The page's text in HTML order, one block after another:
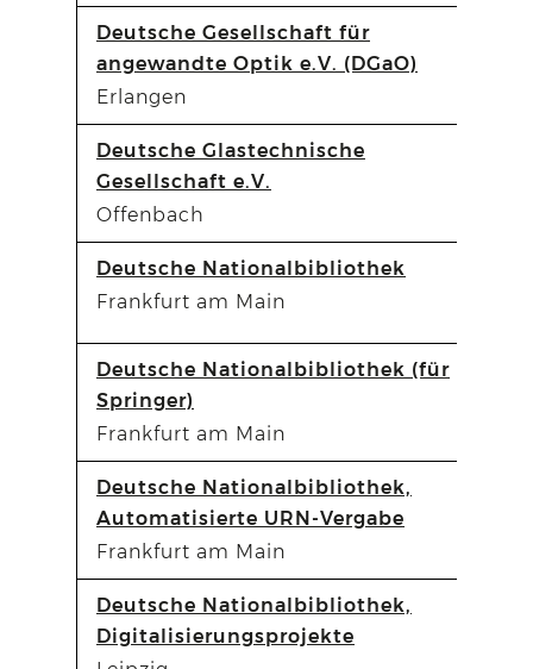
Deutsche Gesellschaft für
angewandte Optik e.V. (DGaO)
Erlangen
Deutsche Glastechnische
Gesellschaft e.V.
Offenbach
Deutsche Nationalbibliothek
Frankfurt am Main
Deutsche Nationalbibliothek (für
Springer)
Frankfurt am Main
Deutsche Nationalbibliothek,
Automatisierte URN-Vergabe
Frankfurt am Main
Deutsche Nationalbibliothek,
Digitalisierungsprojekte